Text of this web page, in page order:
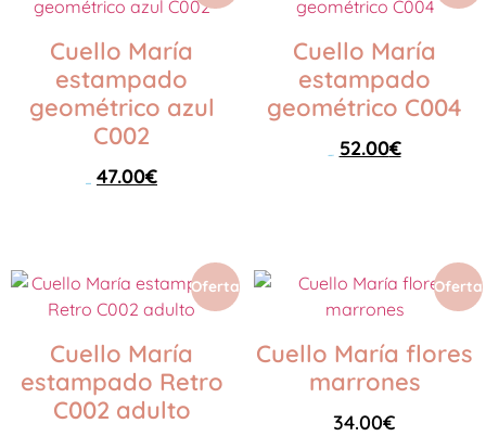
Cuello María
estampado
geométrico azul
C002
47.00€
Cuello María
estampado
geométrico C004
52.00€
Oferta
Cuello María
estampado Retro
C002 adulto
Oferta
Cuello María flores
marrones
34.00€